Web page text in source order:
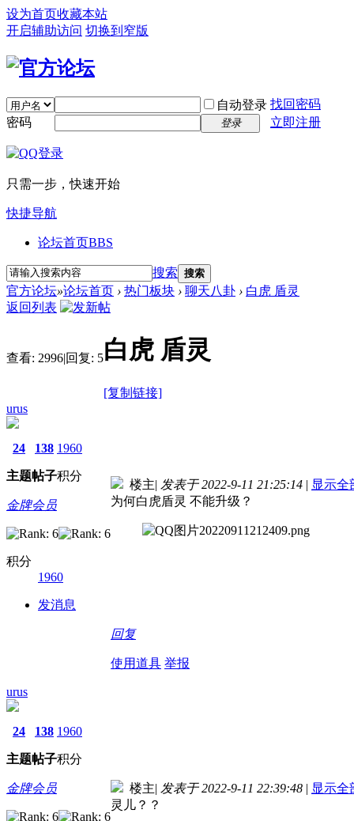
设为首页收藏本站
开启辅助访问 切换到窄版
自动登录 找回密码
密码
登录 立即注册
只需一步，快速开始
快捷导航
论坛首页BBS
搜索 搜索
官方论坛»论坛首页 › 热门板块 › 聊天八卦 › 白虎 盾灵
返回列表
查看: 2996|回复: 5白虎 盾灵
[复制链接]
urus
24
主题
138
帖子
1960
积分
金牌会员
积分
1960
发消息
楼主| 发表于 2022-9-11 21:25:14 | 显示全
为何白虎盾灵 不能升级？
回复
使用道具 举报
urus
24
主题
138
帖子
1960
积分
金牌会员 楼主| 发表于 2022-9-11 22:39:48 | 显示全
灵儿？？